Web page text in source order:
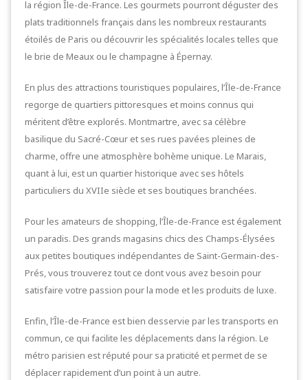
la région Île-de-France. Les gourmets pourront déguster des
plats traditionnels français dans les nombreux restaurants
étoilés de Paris ou découvrir les spécialités locales telles que
le brie de Meaux ou le champagne à Épernay.
En plus des attractions touristiques populaires, l’Île-de-France
regorge de quartiers pittoresques et moins connus qui
méritent d’être explorés. Montmartre, avec sa célèbre
basilique du Sacré-Cœur et ses rues pavées pleines de
charme, offre une atmosphère bohème unique. Le Marais,
quant à lui, est un quartier historique avec ses hôtels
particuliers du XVIIe siècle et ses boutiques branchées.
Pour les amateurs de shopping, l’Île-de-France est également
un paradis. Des grands magasins chics des Champs-Élysées
aux petites boutiques indépendantes de Saint-Germain-des-
Prés, vous trouverez tout ce dont vous avez besoin pour
satisfaire votre passion pour la mode et les produits de luxe.
Enfin, l’Île-de-France est bien desservie par les transports en
commun, ce qui facilite les déplacements dans la région. Le
métro parisien est réputé pour sa praticité et permet de se
déplacer rapidement d’un point à un autre.